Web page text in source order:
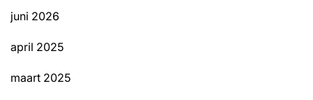
juni 2026
april 2025
maart 2025